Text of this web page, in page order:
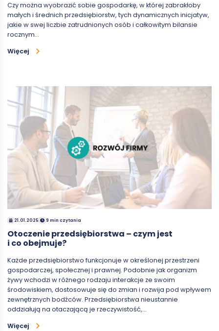
Czy można wyobrazić sobie gospodarkę, w której zabrakłoby
małych i średnich przedsiębiorstw, tych dynamicznych inicjatyw,
jakie w swej liczbie zatrudnionych osób i całkowitym bilansie
rocznym…
Więcej
21.01.2025 9 min czytania
Otoczenie przedsiębiorstwa – czym jest
i co obejmuje?
Każde przedsiębiorstwo funkcjonuje w określonej przestrzeni
gospodarczej, społecznej i prawnej. Podobnie jak organizm
żywy wchodzi w różnego rodzaju interakcje ze swoim
środowiskiem, dostosowuje się do zmian i rozwija pod wpływem
zewnętrznych bodźców. Przedsiębiorstwa nieustannie
oddziałują na otaczającą je rzeczywistość,…
Więcej